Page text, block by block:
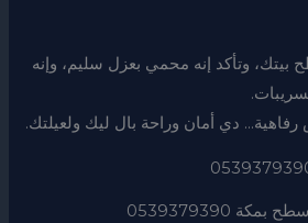
بيتك، وتأكد إنه محمي بعزل سليم، وإنه
دي أمان وراحة بال ليك ولعيلتك.
0539379390